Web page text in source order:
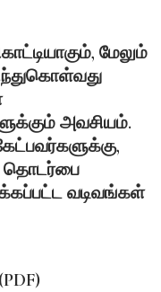
மேலும்
அவசியம்.
தொடர்பை
வடிவங்கள்